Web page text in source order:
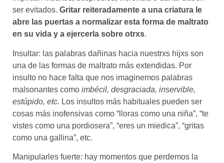
ser evitados. Gritar reiteradamente a una criatura le
abre las puertas a normalizar esta forma de maltrato
en su vida y a ejercerla sobre otrxs.
Insultar: las palabras dañinas hacia nuestrxs hijxs son
una de las formas de maltrato más extendidas. Por
insulto no hace falta que nos imaginemos palabras
malsonantes como imbécil, desgraciada, inservible,
estúpido, etc. Los insultos más habituales pueden ser
cosas más inofensivas como “lloras como una niña”, “te
vistes como una pordiosera”, “eres un miedica”, “gritas
como una gallina”, etc.
Manipularles fuerte: hay momentos que perdemos la